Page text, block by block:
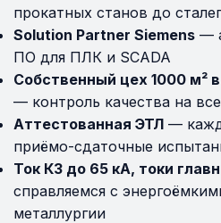
прокатных станов до
Solution Partner Siemens —
ПО для ПЛК и SCADA
Собственный цех 1000 м²
— контроль качества на
Аттестованная ЭТЛ —
приёмо-сдаточные
Ток КЗ до 65 кА, токи
справляемся с
металлургии